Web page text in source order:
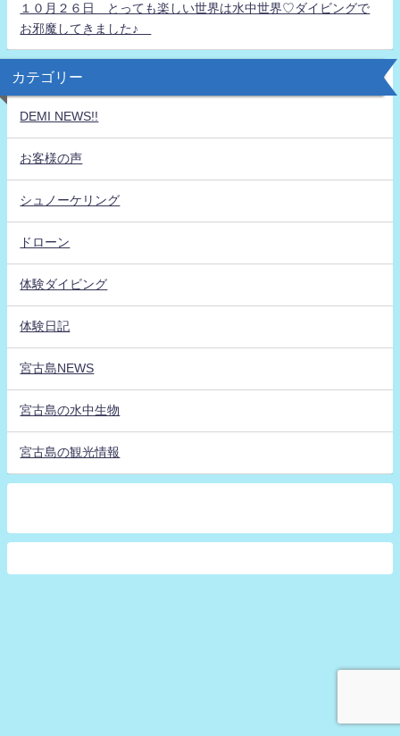
１０月２６日 とっても楽しい世界は水中世界♡ダイビングで
お邪魔してきました♪
カテゴリー
DEMI NEWS!!
お客様の声
シュノーケリング
ドローン
体験ダイビング
体験日記
宮古島NEWS
宮古島の水中生物
宮古島の観光情報